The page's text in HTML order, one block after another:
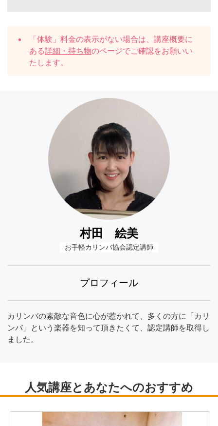
「体験」料金の表示がない場合は、講座概要に
ある詳細・持ち物のページでご確認をお願いい
たします。
村田 絵美
お手軽カリンバ協会認定講師
プロフィール
カリンバの素敵な音色に心が惹かれて、多くの方に「カリ
ンバ」という楽器を知って頂きたくて、認定講師を取得し
ました。